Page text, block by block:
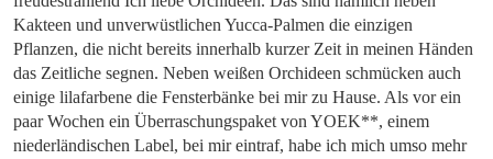
Kakteen und unverwüstlichen Yucca-Palmen die einzigen
Pflanzen, die nicht bereits innerhalb kurzer Zeit in meinen Händen
das Zeitliche segnen. Neben weißen Orchideen schmücken auch
einige lilafarbene die Fensterbänke bei mir zu Hause. Als vor ein
paar Wochen ein Überraschungspaket von YOEK**, einem
niederländischen Label, bei mir eintraf, habe ich mich umso mehr